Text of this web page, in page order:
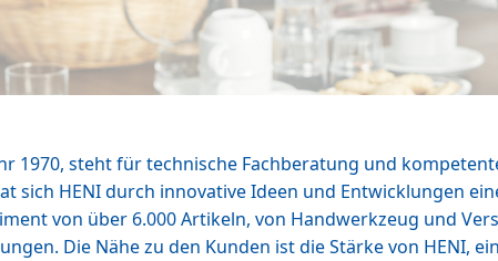
1970, steht für technische Fachberatung und
sich HENI durch innovative Ideen und Entwicklungen
von über 6.000 Artikeln, von Handwerkzeug und
Die Nähe zu den Kunden ist die Stärke von HENI,